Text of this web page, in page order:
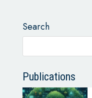
Search
Publications